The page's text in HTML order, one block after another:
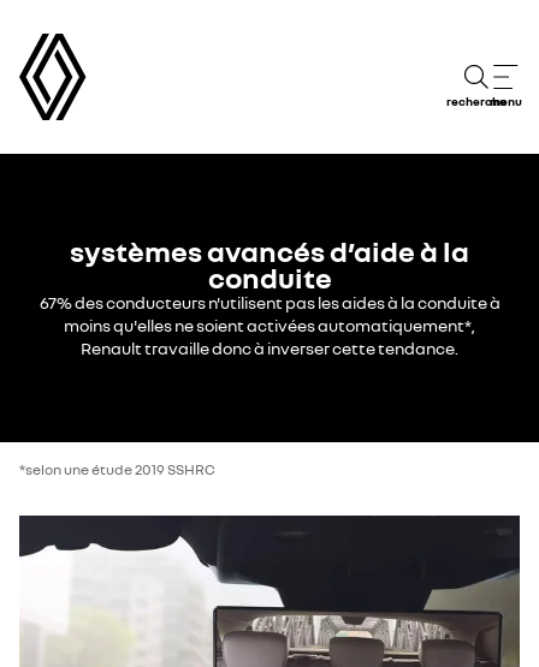
recherchemenu
systèmes avancés d’aide à la
conduite
67% des conducteurs n'utilisent pas les aides à la conduite à
moins qu'elles ne soient activées automatiquement*,
Renault travaille donc à inverser cette tendance.
*selon une étude 2019 SSHRC